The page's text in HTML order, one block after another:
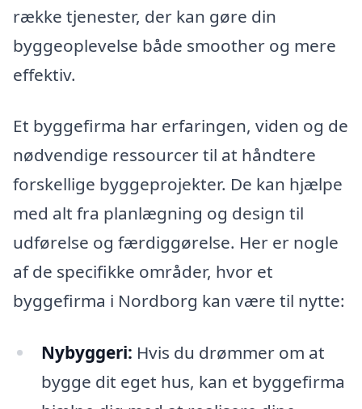
række tjenester, der kan gøre din
byggeoplevelse både smoother og mere
effektiv.
Et byggefirma har erfaringen, viden og de
nødvendige ressourcer til at håndtere
forskellige byggeprojekter. De kan hjælpe
med alt fra planlægning og design til
udførelse og færdiggørelse. Her er nogle
af de specifikke områder, hvor et
byggefirma i Nordborg kan være til nytte:
Nybyggeri: Hvis du drømmer om at
bygge dit eget hus, kan et byggefirma